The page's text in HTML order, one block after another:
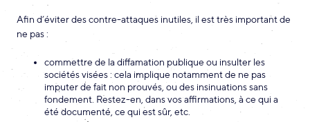
Afin d’éviter des contre-attaques inutiles, il est très important de
ne pas :
commettre de la diffamation publique ou insulter les
sociétés visées : cela implique notamment de ne pas
imputer de fait non prouvés, ou des insinuations sans
fondement. Restez-en, dans vos affirmations, à ce qui a
été documenté, ce qui est sûr, etc.